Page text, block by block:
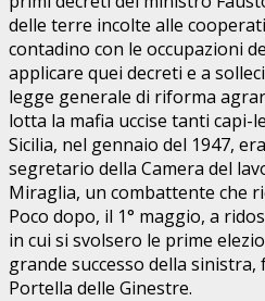
delle terre incolte alle
contadino con le occupazioni
applicare quei decreti e a
legge generale di riforma
lotta la mafia uccise tanti capi-
Sicilia, nel gennaio del 1947,
segretario della Camera del
Miraglia, un combattente che
Poco dopo, il 1° maggio, a
in cui si svolsero le prime
grande successo della
Portella delle Ginestre.